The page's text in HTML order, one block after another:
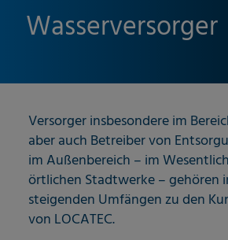
Wasserversorger
Versorger insbesondere im
aber auch Betreiber von
im Außenbereich – im
örtlichen Stadtwerke – gehören
steigenden Umfängen zu den
von LOCATEC.